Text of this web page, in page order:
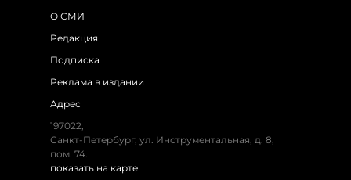
О СМИ
Редакция
Подписка
Реклама в издании
Адрес
197022,
Санкт-Петербург, ул. Инструментальная, д. 8,
пом. 74.
показать на карте